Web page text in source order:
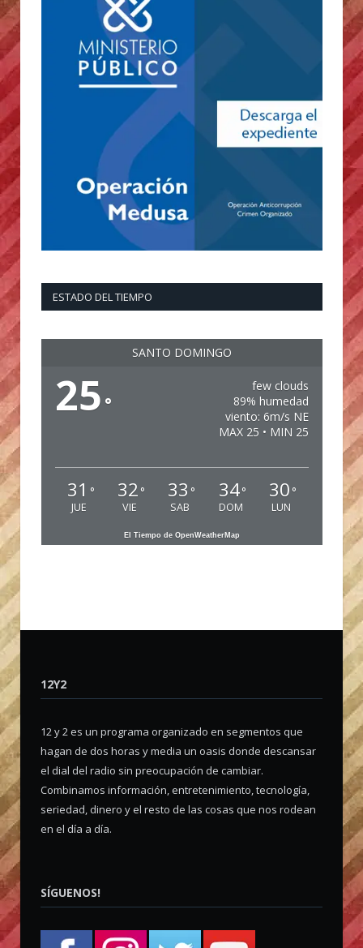
ESTADO DEL TIEMPO
SANTO DOMINGO
25 °
few clouds
89% humedad
viento: 6m/s NE
MAX 25 • MIN 25
31 °
JUE
32 °
VIE
33 °
SAB
34°
DOM
30 °
LUN
El Tiempo de OpenWeatherMap
12Y2
12 y 2 es un programa organizado en segmentos que
hagan de dos horas y media un oasis donde descansar
el dial del radio sin preocupación de cambiar.
Combinamos información, entretenimiento, tecnología,
seriedad, dinero y el resto de las cosas que nos rodean
en el día a día.
SÍGUENOS!